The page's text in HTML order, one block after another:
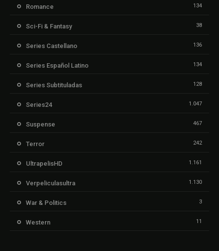
Romance 134
Sci-Fi & Fantasy 38
Series Castellano 136
Series Español Latino 134
Series Subtituladas 128
Series24 1.047
Suspense 467
Terror 242
UltrapelisHD 1.161
Verpeliculasultra 1.130
War & Politics 3
Western 11